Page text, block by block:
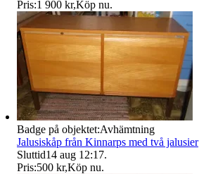
Pris:1 900 kr,Köp nu.
Badge på objektet:Avhämtning
Jalusiskåp från Kinnarps med två jalusier
Sluttid14 aug 12:17.
Pris:500 kr,Köp nu.